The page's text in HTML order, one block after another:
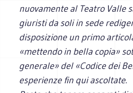
nuovamente al Teatro Valle
giuristi da soli in sede
disposizione un primo
«mettendo in bella copia»
generale» del «Codice dei
esperienze fin qui ascoltate.